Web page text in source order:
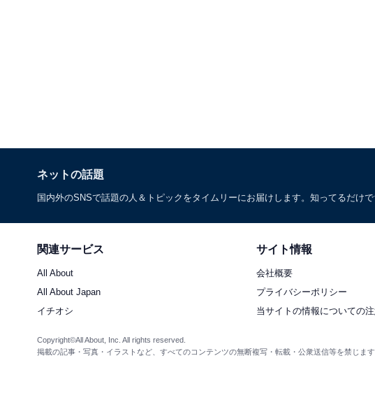
ネットの話題
国内外のSNSで話題の人＆トピックをタイムリーにお届けします。知ってるだけ
関連サービス
All About
All About Japan
イチオシ
サイト情報
会社概要
プライバシーポリシー
当サイトの情報についての
Copyright©All About, Inc. All rights reserved.
掲載の記事・写真・イラストなど、すべてのコンテンツの無断複写・転載・公衆送信等を禁じます